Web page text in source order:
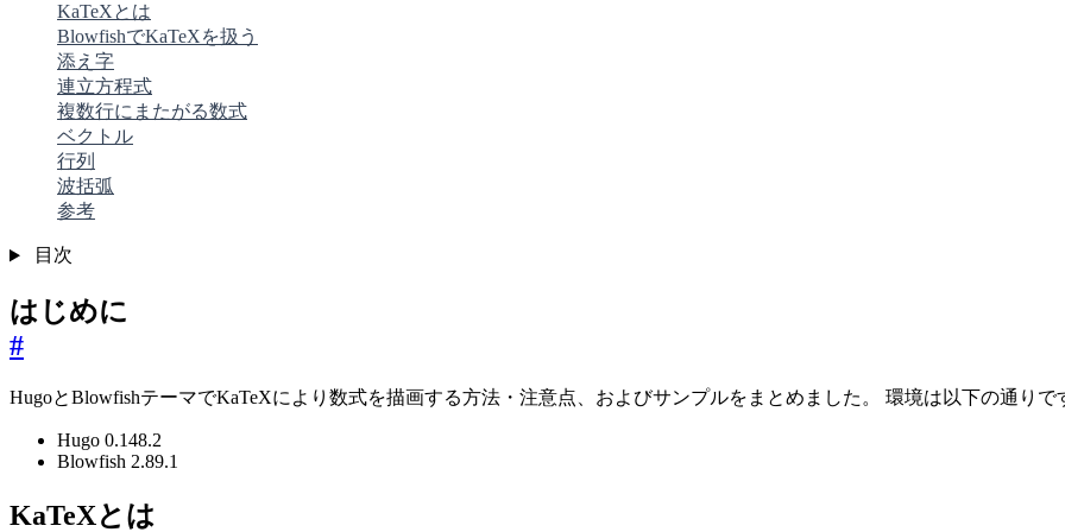
KaTeXとは
BlowfishでKaTeXを扱う
添え字
連立方程式
複数行にまたがる数式
ベクトル
行列
波括弧
参考
目次
はじめに
#
HugoとBlowfishテーマでKaTeXにより数式を描画する方法・注意点、およびサンプルをまとめました。 環境は以下の通りで
Hugo 0.148.2
Blowfish 2.89.1
KaTeXとは